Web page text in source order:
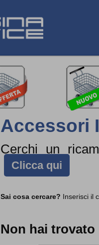
Accessori
Cerchi un
Clicca qui
Sai cosa cercare? Inserisci il
Non hai